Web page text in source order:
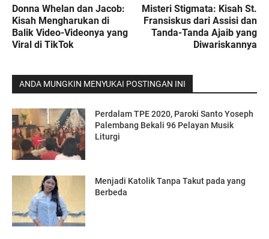
Donna Whelan dan Jacob:
Kisah Mengharukan di
Balik Video-Videonya yang
Viral di TikTok
Misteri Stigmata: Kisah St.
Fransiskus dari Assisi dan
Tanda-Tanda Ajaib yang
Diwariskannya
ANDA MUNGKIN MENYUKAI POSTINGAN INI
Perdalam TPE 2020, Paroki Santo Yoseph
Palembang Bekali 96 Pelayan Musik
Liturgi
Menjadi Katolik Tanpa Takut pada yang
Berbeda